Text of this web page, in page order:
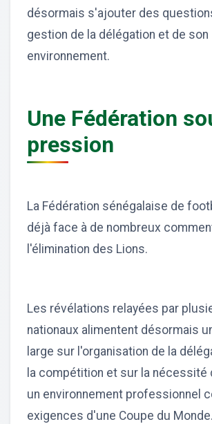
désormais s'ajouter des
gestion de la délégation et de son
environnement.
Une Fédération
pression
La Fédération sénégalaise de
déjà face à de nombreux
l'élimination des Lions.
Les révélations relayées par
nationaux alimentent désormais
large sur l'organisation de la
la compétition et sur la nécessité
un environnement professionnel
exigences d'une Coupe du Monde.